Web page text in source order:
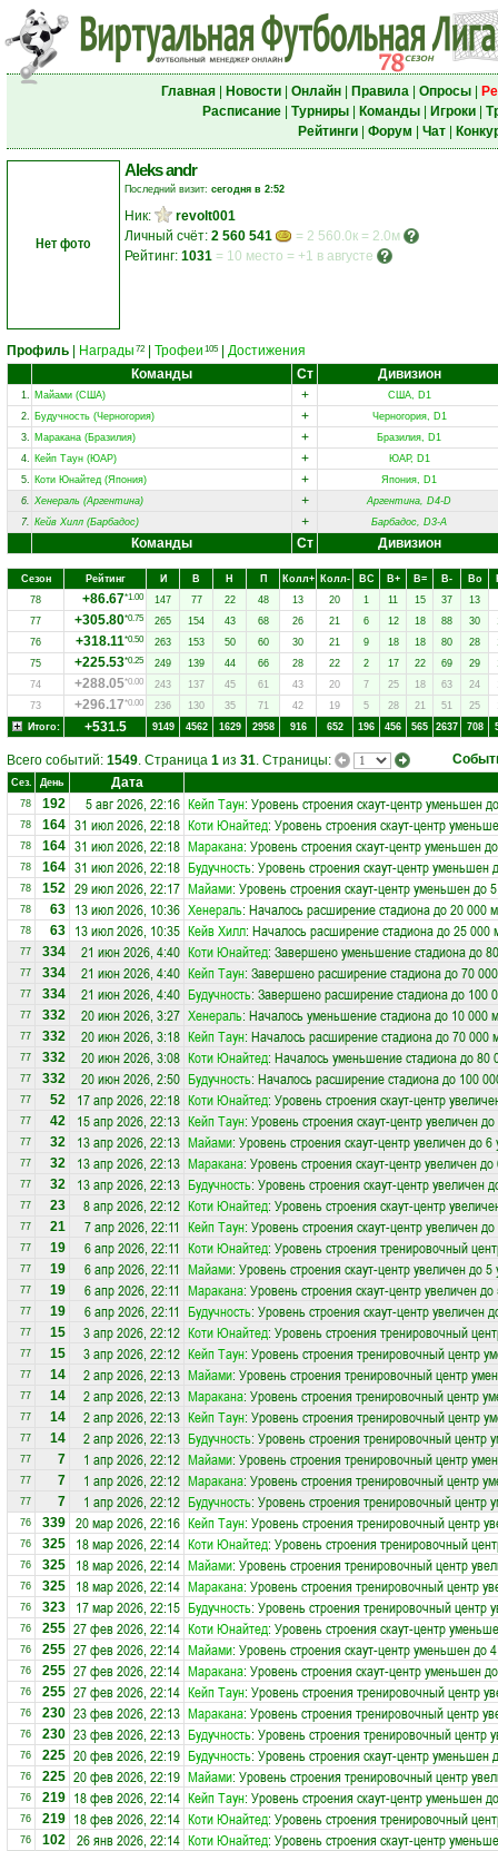
Главная| Новости| Онлайн| Правила| Опросы|
Расписание| Турниры| Команды| Игроки|
Рейтинги| Форум Чат|
Нет фото
Aleks andr
Последний визит: сегодня в 2:52
Ник:
revolt001
Личный счёт: 2 560 541
= 2 560.0к = 2.0м
Рейтинг: 1031 = 10 место = +1 в августе
Профиль Награды 72 Трофеи 105
Достижения
Команды
Ст Дивизион
1. Майами (США) +
США, D1
2. Будучность (Черногория) +
Черногория, D1
3. Маракана (Бразилия) +
Бразилия, D1
4. Кейп Таун (ЮАР) +
ЮАР, D1
5. Коти Юнайтед (Япония) +
Япония, D1
6. Хенераль (Аргентина) +
Аргентина, D4-D
7. Кейв Хилл (Барбадос) + Барбадос, D3-A
Команды Ст Дивизион
Сезон Рейтинг И В Н П Колл+ Колл- ВC В+ В= В- Вo
78
+86.67*1.00 147 77 22 48 13 20 1 11 15 37
13
77
+305.80*0.75 265 154 43 68 26 21 6 12 18 88 30
76
+318.11*0.50 263 153 50 60 30 21 9 18 18 80 28
75
+225.53*0.25 249 139 44 66 28 22 2 17 22 69 29
74
+288.05*0.00 243 137 45 61 43 20 7 25 18 63 24
73
+296.17*0.00 236 130 35 71 42 19 5 28 21 51 25
Итого:
+531.5 9149 4562 1629 2958 916 652 196 456 565 2637 708
Всего событий: 1549. Страница 1 из 31. Страницы:
Сез. День Дата
78 192 5 авг 2026, 22:16 Кейп Таун: Уровень строения скаут-центр уменьшен
78 164 31 июл 2026, 22:18 Коти Юнайтед: Уровень строения скаут-центр
78 164 31 июл 2026, 22:18 Маракана: Уровень строения скаут-центр уменьшен
78 164 31 июл 2026, 22:18 Будучность: Уровень строения скаут-центр уменьшен
78 152 29 июл 2026, 22:17 Майами: Уровень строения скаут-центр уменьшен до
78 63 13 июл 2026, 10:36 Хенераль: Началось расширение стадиона до 20 000
78 63 13 июл 2026, 10:35 Кейв Хилл: Началось расширение стадиона до 25 000
77 334 21 июн 2026, 4:40 Коти Юнайтед: Завершено уменьшение стадиона до
77 334 21 июн 2026, 4:40 Кейп Таун: Завершено расширение стадиона до 70
77 334 21 июн 2026, 4:40 Будучность: Завершено расширение стадиона до 100
77 332 20 июн 2026, 3:27 Хенераль: Началось уменьшение стадиона до 10 000
77 332 20 июн 2026, 3:18 Кейп Таун: Началось расширение стадиона до 70 000
77 332 20 июн 2026, 3:08 Коти Юнайтед: Началось уменьшение стадиона до 80
77 332 20 июн 2026, 2:50 Будучность: Началось расширение стадиона до 100
77 52 17 апр 2026, 22:18 Коти Юнайтед: Уровень строения скаут-центр
77 42 15 апр 2026, 22:13 Кейп Таун: Уровень строения скаут-центр увеличен
77 32 13 апр 2026, 22:13 Майами: Уровень строения скаут-центр увеличен до 6
77 32 13 апр 2026, 22:13 Маракана: Уровень строения скаут-центр увеличен
77 32 13 апр 2026, 22:13 Будучность: Уровень строения скаут-центр увеличен
77 23 8 апр 2026, 22:12 Коти Юнайтед: Уровень строения скаут-центр
77 21 7 апр 2026, 22:11 Кейп Таун: Уровень строения скаут-центр увеличен
77 19 6 апр 2026, 22:11 Коти Юнайтед: Уровень строения тренировочный
77 19 6 апр 2026, 22:11 Майами: Уровень строения скаут-центр увеличен до 5
77 19 6 апр 2026, 22:11 Маракана: Уровень строения скаут-центр увеличен
77 19 6 апр 2026, 22:11 Будучность: Уровень строения скаут-центр увеличен
77 15 3 апр 2026, 22:12 Коти Юнайтед: Уровень строения тренировочный
77 15 3 апр 2026, 22:12 Кейп Таун: Уровень строения тренировочный центр
77 14 2 апр 2026, 22:13 Майами: Уровень строения тренировочный центр
77 14 2 апр 2026, 22:13 Маракана: Уровень строения тренировочный центр
77 14 2 апр 2026, 22:13 Кейп Таун: Уровень строения тренировочный центр
77 14 2 апр 2026, 22:13 Будучность: Уровень строения тренировочный центр
77 7 1 апр 2026, 22:12 Майами: Уровень строения тренировочный центр
77 7 1 апр 2026, 22:12 Маракана: Уровень строения тренировочный центр
77 7 1 апр 2026, 22:12 Будучность: Уровень строения тренировочный центр
76 339 20 мар 2026, 22:16 Кейп Таун: Уровень строения тренировочный центр
76 325 18 мар 2026, 22:14 Коти Юнайтед: Уровень строения тренировочный
76 325 18 мар 2026, 22:14 Майами: Уровень строения тренировочный центр
76 325 18 мар 2026, 22:14 Маракана: Уровень строения тренировочный центр
76 323 17 мар 2026, 22:15 Будучность: Уровень строения тренировочный центр
76 255 27 фев 2026, 22:14 Коти Юнайтед: Уровень строения скаут-центр
76 255 27 фев 2026, 22:14 Майами: Уровень строения скаут-центр уменьшен до
76 255 27 фев 2026, 22:14 Маракана: Уровень строения скаут-центр уменьшен
76 255 27 фев 2026, 22:14 Кейп Таун: Уровень строения тренировочный центр
76 230 23 фев 2026, 22:13 Маракана: Уровень строения тренировочный центр
76 230 23 фев 2026, 22:13 Будучность: Уровень строения тренировочный центр
76 225 20 фев 2026, 22:19 Будучность: Уровень строения скаут-центр уменьшен
76 225 20 фев 2026, 22:19 Майами: Уровень строения тренировочный центр
76 219 18 фев 2026, 22:14 Кейп Таун: Уровень строения скаут-центр уменьшен
76 219 18 фев 2026, 22:14 Коти Юнайтед: Уровень строения тренировочный
76 102 26 янв 2026, 22:14 Коти Юнайтед: Уровень строения скаут-центр